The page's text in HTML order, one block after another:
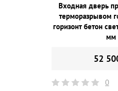
Входная дверь
терморазрывом
горизонт бетон
мм
52
0